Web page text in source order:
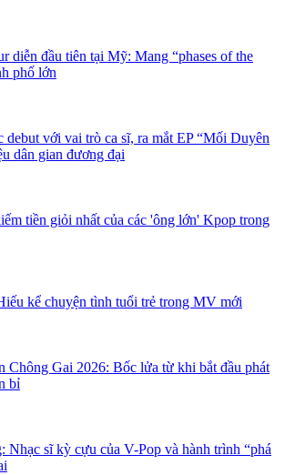
diễn đầu tiên tại Mỹ: Mang “phases of the
phố lớn
debut với vai trò ca sĩ, ra mắt EP “Mối Duyên
dân gian đương đại
tiền giỏi nhất của các 'ông lớn' Kpop trong
kể chuyện tình tuổi trẻ trong MV mới
Chông Gai 2026: Bốc lửa từ khi bắt đầu phát
bỉ
Nhạc sĩ kỳ cựu của V-Pop và hành trình “phá